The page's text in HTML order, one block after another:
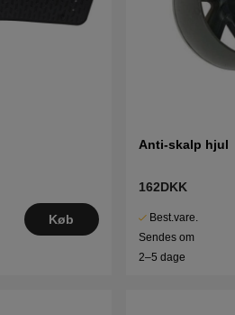
Køb
Anti-skalp hjul
162DKK
Best.vare.
Sendes om
2–5 dage